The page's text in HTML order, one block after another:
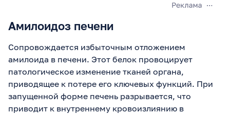
Амилоидоз печени
Сопровождается избыточным отложением
амилоида в печени. Этот белок провоцирует
патологическое изменение тканей органа,
приводящее к потере его ключевых функций. При
запущенной форме печень разрывается, что
приводит к внутреннему кровоизлиянию в